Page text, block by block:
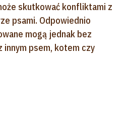
skutkować konfliktami z
psami. Odpowiednio
mogą jednak bez
innym psem, kotem czy